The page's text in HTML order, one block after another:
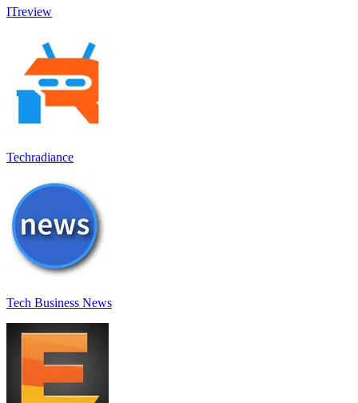
ITreview
Techradiance
Tech Business News